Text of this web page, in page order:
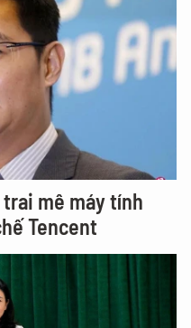
trai mê máy tính
Tencent